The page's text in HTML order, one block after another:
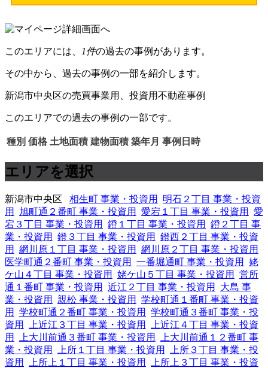
このエリアには、 1件の過去の事例があります。
その中から、過去の事例の一部を紹介します。
新潟市中央区の売買事業用、投資用不動産事例
このエリアでの過去の事例の一部です。
種別 価格 土地面積 建物面積 築年月 事例日時
エリアを選択
新潟市中央区 相生町 事業・投資用
明石２丁目 事業・投資
用
旭町通２番町 事業・投資用 愛宕１丁目 事業・投資用
愛
宕３丁目 事業・投資用
鐙１丁目 事業・投資用
鐙２丁目 事
業・投資用
鐙３丁目 事業・投資用
鐙西２丁目 事業・投資
用
網川原１丁目 事業・投資用
網川原２丁目 事業・投資用
医学町通２番町 事業・投資用
一番堀通町 事業・投資用
姥
ケ山４丁目 事業・投資用
姥ケ山５丁目 事業・投資用
営所
通１番町 事業・投資用
近江２丁目 事業・投資用
大島 事
業・投資用
親松 事業・投資用
学校町通１番町 事業・投資
用
学校町通２番町 事業・投資用
学校町通３番町 事業・投
資用
上近江３丁目 事業・投資用
上近江４丁目 事業・投資
用
上大川前通３番町 事業・投資用
上大川前通１２番町 事
業・投資用
上所１丁目 事業・投資用
上所３丁目 事業・投
資用
上所上１丁目 事業・投資用
上所上３丁目 事業・投資